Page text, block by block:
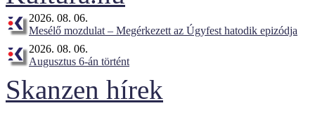
2026. 08. 06.
Mesélő mozdulat – Megérkezett az Úgyfest hatodik epizódja
2026. 08. 06.
Augusztus 6-án történt
Skanzen hírek